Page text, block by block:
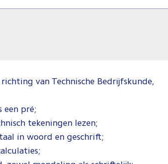
van Technische Bedrijfskunde,
een pré;
tekeningen lezen;
in woord en geschrift;